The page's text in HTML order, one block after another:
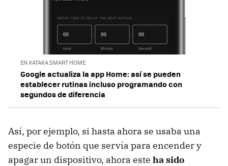
EN XATAKA SMART HOME
Google actualiza la app Home: así se pueden
establecer rutinas incluso programando con
segundos de diferencia
Así, por ejemplo, si hasta ahora se usaba una
especie de botón que servía para encender y
apagar un dispositivo, ahora este ha sido